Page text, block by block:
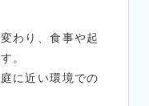
わり、食事や起
。
に近い環境での